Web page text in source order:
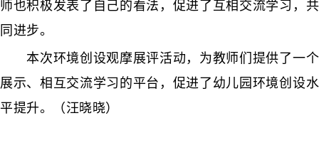
师也积极发表了自己的看法，促进了互相交流学习，共
同进步。
本次环境创设观摩展评活动，为教师们提供了一个
展示、相互交流学习的平台，促进了幼儿园环境创设水
平提升。（汪晓晓）